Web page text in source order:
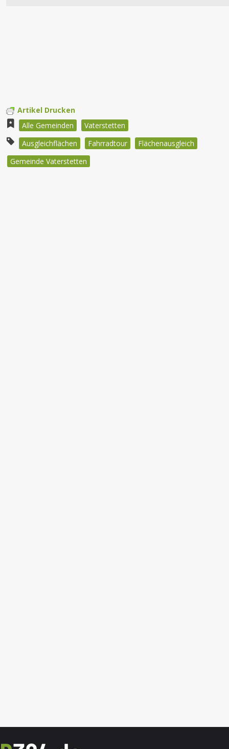
Artikel Drucken
Alle Gemeinden
Vaterstetten
Ausgleichflächen
Fahrradtour
Flächenausgleich
Gemeinde Vaterstetten